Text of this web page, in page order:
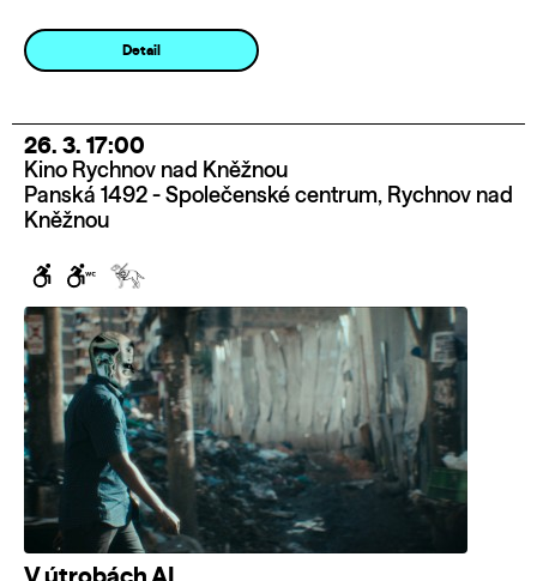
Detail
26. 3. 17:00
Kino Rychnov nad Kněžnou
Panská 1492 - Společenské centrum, Rychnov nad
Kněžnou